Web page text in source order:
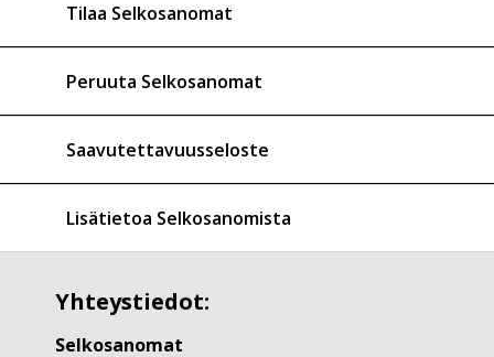
Tilaa Selkosanomat
Peruuta Selkosanomat
Saavutettavuusseloste
Lisätietoa Selkosanomista
Yhteystiedot:
Selkosanomat